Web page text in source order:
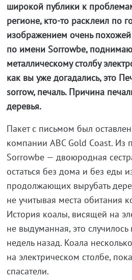
широкой публики к
регионе, кто-то расклеил по
изображением очень
по имени Sorrowbe,
металлическому столбу
как вы уже догадались, это
sorrow, печаль. Причина
деревья.
Пакет с письмом был
компании ABC Gold Сoast. Из
Sorrowbe — двоюродная
остаться без дома и без еды
продолжающих вырубать
не учитывая места обитания
История коалы, висящей на
не выдуманная, это случилось
недель назад. Коала
на электрическом столбе,
спасатели.